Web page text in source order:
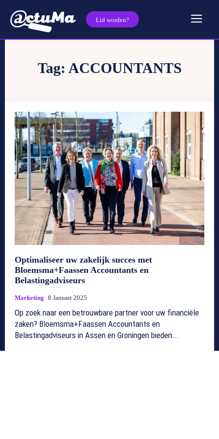
Lid worden?
Tag: ACCOUNTANTS
Optimaliseer uw zakelijk succes met
Bloemsma+Faassen Accountants en
Belastingadviseurs
Marketing 8 Januari 2025
Op zoek naar een betrouwbare partner voor uw financiële
zaken? Bloemsma+Faassen Accountants en
Belastingadviseurs in Assen en Groningen bieden...